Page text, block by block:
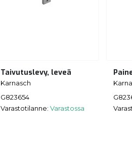
Taivutuslevy, leveä
Karnasch
G823654
Varastotilanne: Varastossa